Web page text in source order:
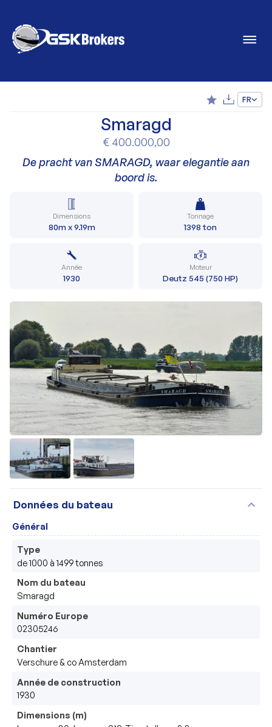
FR
Smaragd
€ 400.000,00
De pracht van SMARAGD, waar elegantie aan
boord is.
Dimensions
80m x 9.19m
Tonnage
1398 ton
Année
1930
Moteur
Deutz 545 (750 HP)
Données du bateau expand_more
Général
Type
de 1000 à 1499 tonnes
Nom du bateau
Smaragd
Numéro Europe
02305246
Chantier
Verschure & co Amsterdam
Année de construction
1930
Dimensions (m)